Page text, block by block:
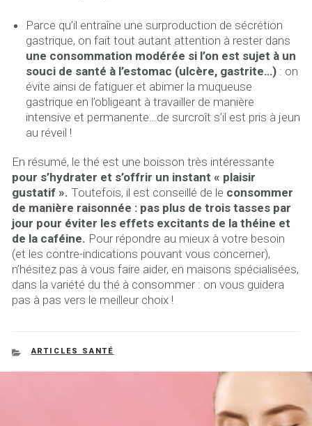
Parce qu’il entraîne une surproduction de sécrétion
gastrique, on fait tout autant attention à rester dans
une consommation modérée si l’on est sujet à un
souci de santé à l’estomac (ulcère, gastrite…) : on
évite ainsi de fatiguer et abimer la muqueuse
gastrique en l’obligeant à travailler de manière
intensive et permanente…de surcroît s’il est pris à jeun
au réveil !
En résumé, le thé est une boisson très intéressante
pour s’hydrater et s’offrir un instant « plaisir
gustatif ». Toutefois, il est conseillé de le consommer
de manière raisonnée : pas plus de trois tasses par
jour pour éviter les effets excitants de la théine et
de la caféine. Pour répondre au mieux à votre besoin
(et les contre-indications pouvant vous concerner),
n’hésitez pas à vous faire aider, en maisons spécialisées,
dans la variété du thé à consommer : on vous guidera
pas à pas vers le meilleur choix !
CATEGORIES
ARTICLES SANTÉ